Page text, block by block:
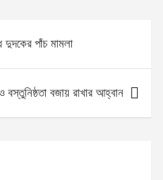
পাঁচ মামলা
ও বস্তুনিষ্ঠতা বজায় রাখার আহ্বান